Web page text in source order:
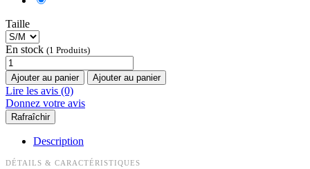
Taille
En stock (1 Produits)
Ajouter au panier Ajouter au panier
Lire les avis (0)
Donnez votre avis
Description
DÉTAILS & CARACTÉRISTIQUES